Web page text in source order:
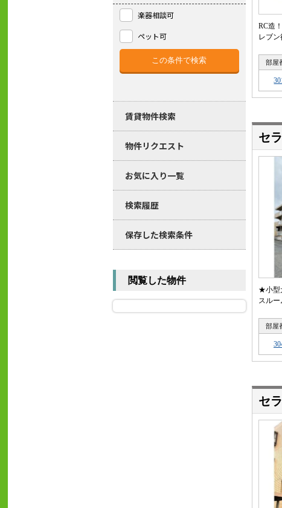
RC造
レブ
部屋
セ
★小型
スル
部屋
セ
楽器相談可
ペット可
賃貸物件検索
物件リクエスト
お気に入り一覧
検索履歴
保存した検索条件
閲覧した物件